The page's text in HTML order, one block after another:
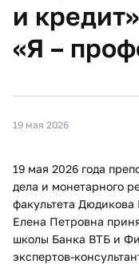
и
«Я –
19 мая 2026
19 мая 2026 года
дела и монетарного
факультета
Елена Петровна
школы Банка ВТБ и
экспертов-